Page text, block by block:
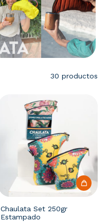
30 productos
Chaulata Set 250gr
Estampado